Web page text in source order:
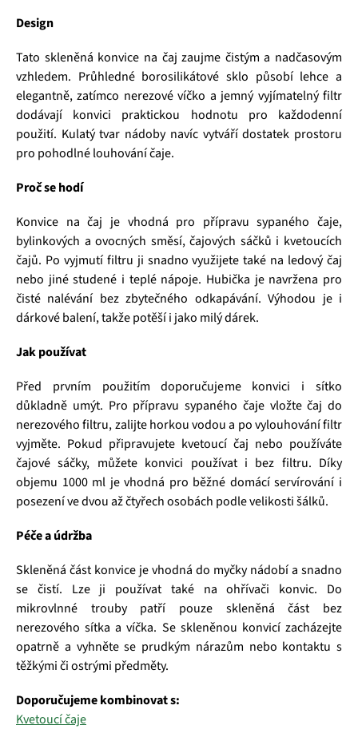
Design
Tato skleněná konvice na čaj zaujme čistým a nadčasovým
vzhledem. Průhledné borosilikátové sklo působí lehce a
elegantně, zatímco nerezové víčko a jemný vyjímatelný filtr
dodávají konvici praktickou hodnotu pro každodenní
použití. Kulatý tvar nádoby navíc vytváří dostatek prostoru
pro pohodlné louhování čaje.
Proč se hodí
Konvice na čaj je vhodná pro přípravu sypaného čaje,
bylinkových a ovocných směsí, čajových sáčků i kvetoucích
čajů. Po vyjmutí filtru ji snadno využijete také na ledový čaj
nebo jiné studené i teplé nápoje. Hubička je navržena pro
čisté nalévání bez zbytečného odkapávání. Výhodou je i
dárkové balení, takže potěší i jako milý dárek.
Jak používat
Před prvním použitím doporučujeme konvici i sítko
důkladně umýt. Pro přípravu sypaného čaje vložte čaj do
nerezového filtru, zalijte horkou vodou a po vylouhování filtr
vyjměte. Pokud připravujete kvetoucí čaj nebo používáte
čajové sáčky, můžete konvici používat i bez filtru. Díky
objemu 1000 ml je vhodná pro běžné domácí servírování i
posezení ve dvou až čtyřech osobách podle velikosti šálků.
Péče a údržba
Skleněná část konvice je vhodná do myčky nádobí a snadno
se čistí. Lze ji používat také na ohřívači konvic. Do
mikrovlnné trouby patří pouze skleněná část bez
nerezového sítka a víčka. Se skleněnou konvicí zacházejte
opatrně a vyhněte se prudkým nárazům nebo kontaktu s
těžkými či ostrými předměty.
Doporučujeme kombinovat s:
Kvetoucí čaje